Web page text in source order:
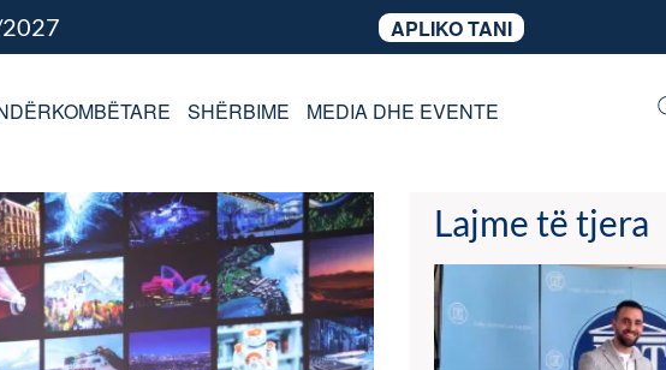
APLIKO TANI
SHËRBIME MEDIA DHE EVENTE
Lajme të tjera